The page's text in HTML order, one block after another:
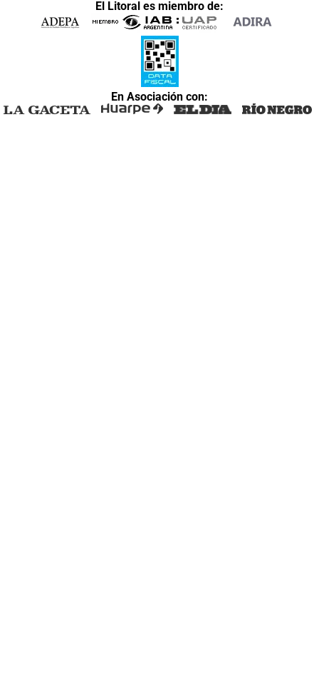
El Litoral es miembro de:
En Asociación con: